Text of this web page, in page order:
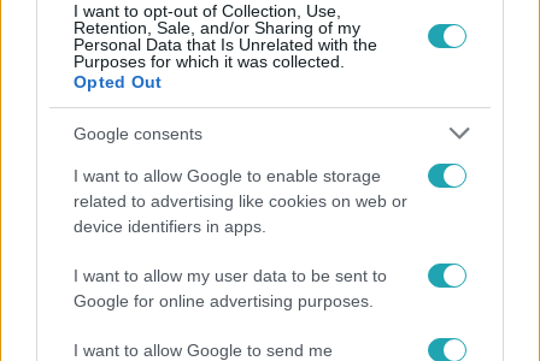
I want to opt-out of Collection, Use,
Retention, Sale, and/or Sharing of my
Personal Data that Is Unrelated with the
Purposes for which it was collected.
Opted Out
Google consents
I want to allow Google to enable storage
related to advertising like cookies on web or
device identifiers in apps.
I want to allow my user data to be sent to
Google for online advertising purposes.
I want to allow Google to send me
„Téged. Engem. Minket.” – Emilio és Tina szerelmes
vallomása sokakat megérinthet